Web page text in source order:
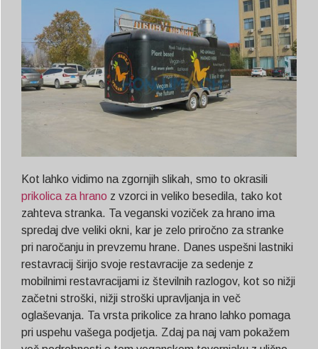
Kot lahko vidimo na zgornjih slikah, smo to okrasili
prikolica za hrano z vzorci in veliko besedila, tako kot
zahteva stranka. Ta veganski voziček za hrano ima
spredaj dve veliki okni, kar je zelo priročno za stranke
pri naročanju in prevzemu hrane. Danes uspešni lastniki
restavracij širijo svoje restavracije za sedenje z
mobilnimi restavracijami iz številnih razlogov, kot so nižji
začetni stroški, nižji stroški upravljanja in več
oglaševanja. Ta vrsta prikolice za hrano lahko pomaga
pri uspehu vašega podjetja. Zdaj pa naj vam pokažem